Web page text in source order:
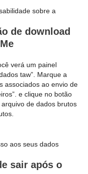
sobre a
de download
verá um painel
taw”. Marque a
associados ao envio de
e clique no botão
arquivo de dados brutos
aos seus dados
sair após o